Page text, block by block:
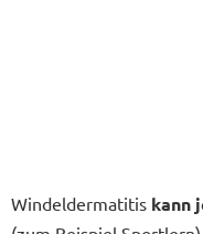
Windeldermatitis kann